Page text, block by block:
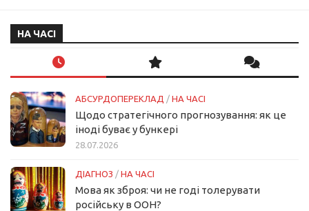
НА ЧАСІ
АБСУРДОПЕРЕКЛАД / НА ЧАСІ
Щодо стратегічного прогнозування: як це
іноді буває у бункері
28.07.2026
ДІАГНОЗ / НА ЧАСІ
Мова як зброя: чи не годі толерувати
російську в ООН?